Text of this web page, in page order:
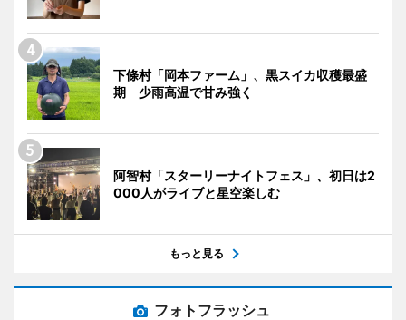
下條村「岡本ファーム」、黒スイカ収穫最盛
期 少雨高温で甘み強く
阿智村「スターリーナイトフェス」、初日は2
000人がライブと星空楽しむ
もっと見る
フォトフラッシュ